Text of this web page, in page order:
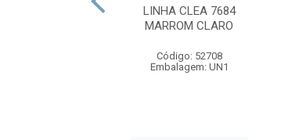
LINHA CLEA 7684
MARROM CLARO
Código: 52708
Embalagem: UN1